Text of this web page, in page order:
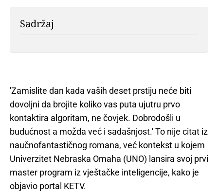
Sadržaj
'Zamislite dan kada vaših deset prstiju neće biti
dovoljni da brojite koliko vas puta ujutru prvo
kontaktira algoritam, ne čovjek. Dobrodošli u
budućnost a možda već i sadašnjost.' To nije citat iz
naučnofantastičnog romana, već kontekst u kojem
Univerzitet Nebraska Omaha (UNO) lansira svoj prvi
master program iz vještačke inteligencije, kako je
objavio portal KETV.